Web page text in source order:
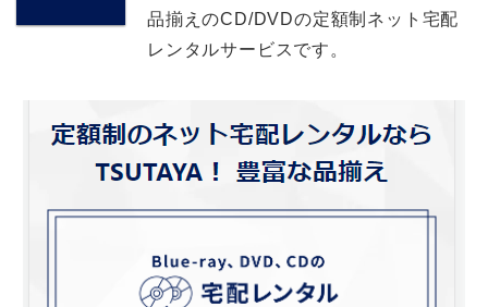
品揃えのCD/DVDの定額制ネット宅配
レンタルサービスです。